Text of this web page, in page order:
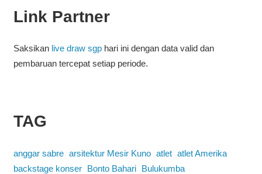
Link Partner
Saksikan live draw sgphari ini dengan data valid dan
pembaruan tercepat setiap periode.
TAG
anggar sabre arsitektur Mesir Kuno atlet atlet Amerika
backstage konser
Bonto Bahari
Bulukumba